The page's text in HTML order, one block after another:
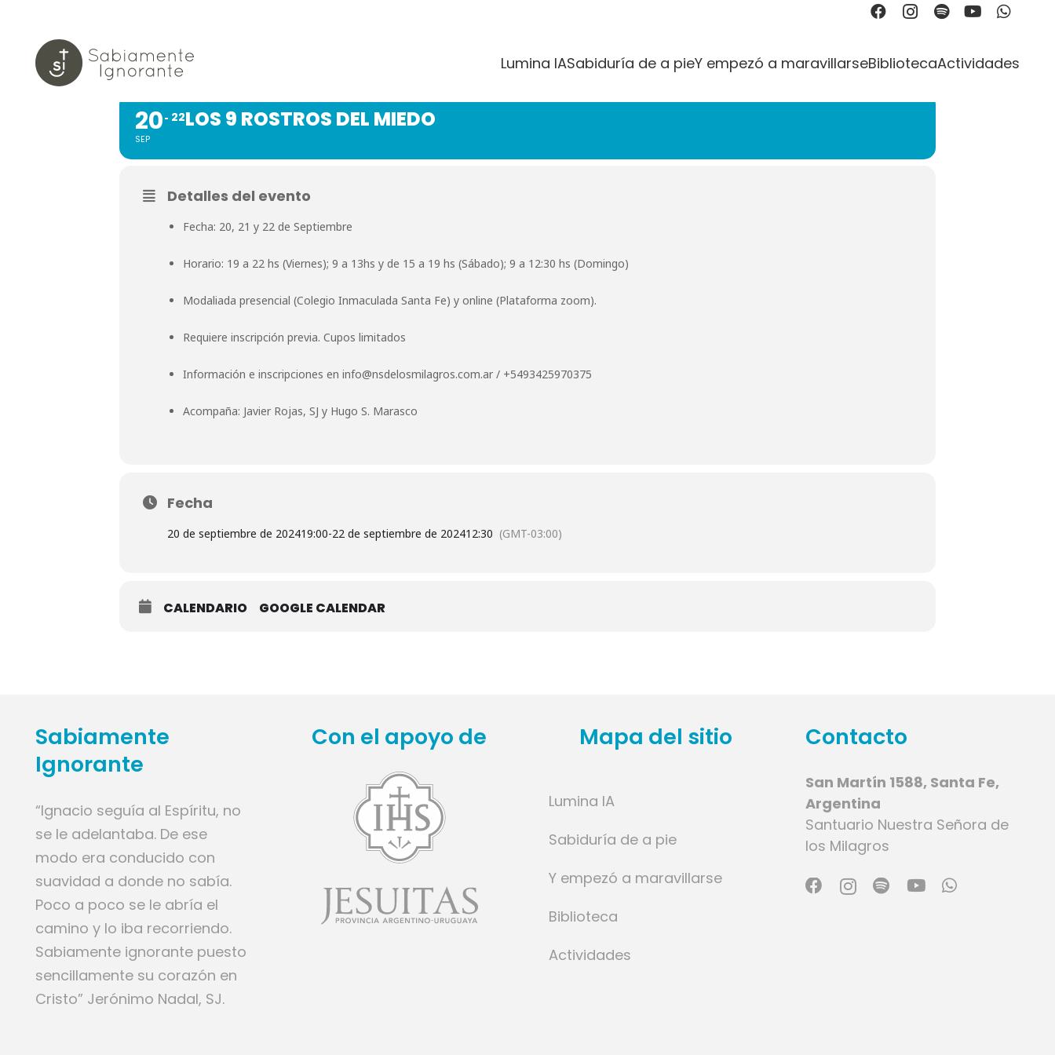
Lumina IASabiduría de a pieY empezó a maravillarseBibliotecaActividades
LOS 9 ROSTROS DEL MIEDO
20
SEP
22LOS 9 ROSTROS DEL MIEDO
Detalles del evento
Fecha: 20, 21 y 22 de Septiembre
Horario: 19 a 22 hs (Viernes); 9 a 13hs y de 15 a 19 hs (Sábado); 9 a 12:30 hs (Domingo)
Modaliada presencial (Colegio Inmaculada Santa Fe) y online (Plataforma zoom).
Requiere inscripción previa. Cupos limitados
Información e inscripciones en info@nsdelosmilagros.com.ar / +5493425970375
Acompaña: Javier Rojas, SJ y Hugo S. Marasco
Fecha
20 de septiembre de 202419:00-22 de septiembre de 202412:30 (GMT-03:00)
CALENDARIO GOOGLE CALENDAR
Sabiamente
Ignorante
“Ignacio seguía al Espíritu, no
se le adelantaba. De ese
modo era conducido con
suavidad a donde no sabía.
Poco a poco se le abría el
camino y lo iba recorriendo.
Sabiamente ignorante puesto
sencillamente su corazón en
Cristo” Jerónimo Nadal, SJ.
Con el apoyo de Mapa del sitio
Lumina IA
Sabiduría de a pie
Y empezó a maravillarse
Biblioteca
Actividades
Contacto
San Martín 1588, Santa Fe,
Argentina
Santuario Nuestra Señora de
los Milagros